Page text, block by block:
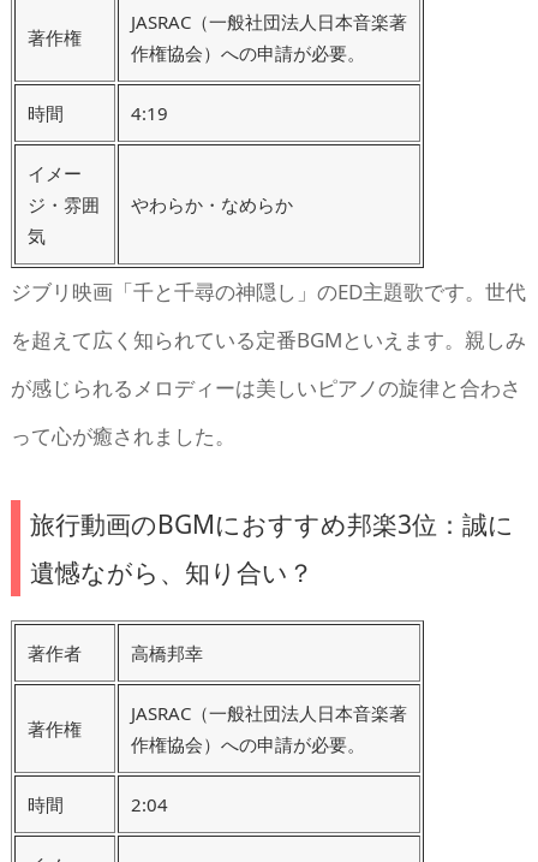
著作権
JASRAC（一般社団法人日本音楽著
作権協会）への申請が必要。
時間 4:19
イメー
ジ・雰囲
気
やわらか・なめらか
ジブリ映画「千と千尋の神隠し」のED主題歌です。世代
を超えて広く知られている定番BGMといえます。親しみ
が感じられるメロディーは美しいピアノの旋律と合わさ
って心が癒されました。
旅行動画のBGMにおすすめ邦楽3位：誠に
遺憾ながら、知り合い？
著作者 高橋邦幸
著作権
JASRAC（一般社団法人日本音楽著
作権協会）への申請が必要。
時間 2:04